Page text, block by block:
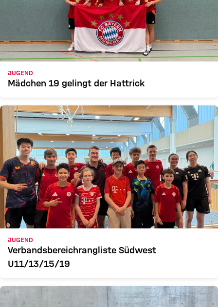
JUGEND
Mädchen 19 gelingt der Hattrick
JUGEND
Verbandsbereichrangliste Südwest
U11/13/15/19